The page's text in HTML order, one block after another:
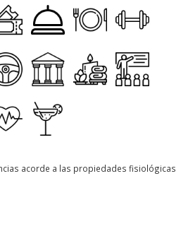
acorde a las propiedades fisiológicas